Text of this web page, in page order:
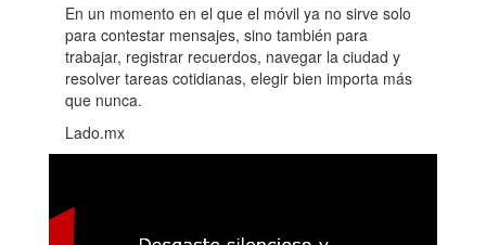
En un momento en el que el móvil ya no sirve solo
para contestar mensajes, sino también para
trabajar, registrar recuerdos, navegar la ciudad y
resolver tareas cotidianas, elegir bien importa más
que nunca.
Lado.mx